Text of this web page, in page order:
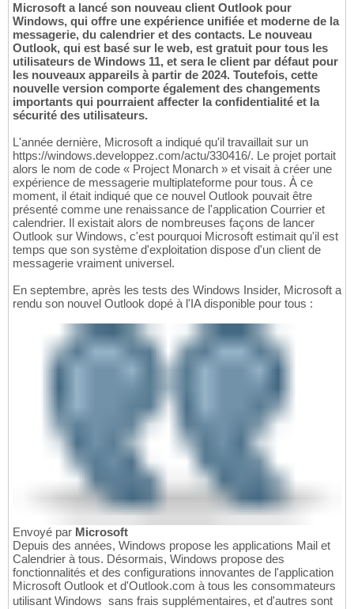
Microsoft a lancé son nouveau client Outlook pour
Windows, qui offre une expérience unifiée et moderne de la
messagerie, du calendrier et des contacts. Le nouveau
Outlook, qui est basé sur le web, est gratuit pour tous les
utilisateurs de Windows 11, et sera le client par défaut pour
les nouveaux appareils à partir de 2024. Toutefois, cette
nouvelle version comporte également des changements
importants qui pourraient affecter la confidentialité et la
sécurité des utilisateurs.
L'année dernière, Microsoft a indiqué qu'il travaillait sur un
https://windows.developpez.com/actu/330416/. Le projet portait
alors le nom de code « Project Monarch » et visait à créer une
expérience de messagerie multiplateforme pour tous. À ce
moment, il était indiqué que ce nouvel Outlook pouvait être
présenté comme une renaissance de l'application Courrier et
calendrier. Il existait alors de nombreuses façons de lancer
Outlook sur Windows, c'est pourquoi Microsoft estimait qu'il est
temps que son système d'exploitation dispose d'un client de
messagerie vraiment universel.
En septembre, après les tests des Windows Insider, Microsoft a
rendu son nouvel Outlook dopé à l'IA disponible pour tous :
Envoyé par Microsoft
Depuis des années, Windows propose les applications Mail et
Calendrier à tous. Désormais, Windows propose des
fonctionnalités et des configurations innovantes de l'application
Microsoft Outlook et d'Outlook.com à tous les consommateurs
utilisant Windows  sans frais supplémentaires, et d'autres sont